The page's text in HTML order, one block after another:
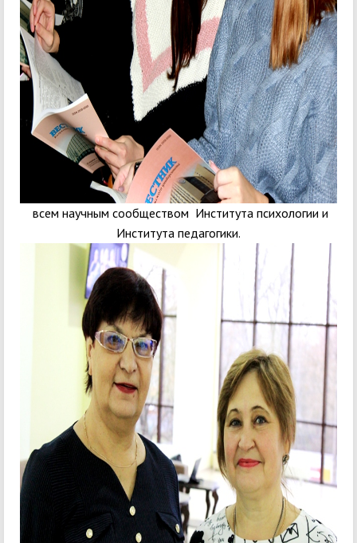
всем научным сообществом Института психологии и
Института педагогики.